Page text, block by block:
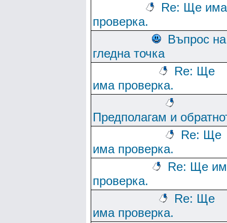
Re: Ще има
проверка.
Въпрос на
гледна точка
Re: Ще
има проверка.
Предполагам и
Re: Ще
има проверка.
Re: Ще
проверка.
Re: Ще
има проверка.